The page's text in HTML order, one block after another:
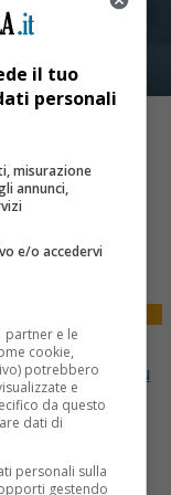
Fonte preferita su
il tuo
personali
misurazione
annunci,
e/o accedervi
partner e le
cookie,
potrebbero
e
da questo
dati di
personali sulla
gestendo